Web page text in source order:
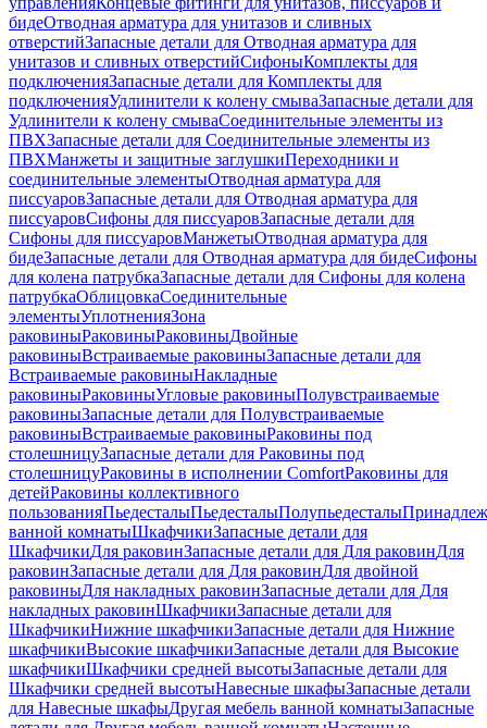
бидеОтводная арматура для унитазов и сливных
отверстийЗапасные детали для Отводная арматура для
унитазов и сливных отверстийСифоныКомплекты для
подключенияЗапасные детали для Комплекты для
подключенияУдлинители к колену смываЗапасные детали для
Удлинители к колену смываСоединительные элементы из
ПВХЗапасные детали для Соединительные элементы из
ПВХМанжеты и защитные заглушкиПереходники и
соединительные элементыОтводная арматура для
писсуаровЗапасные детали для Отводная арматура для
писсуаровCифоны для писсуаровЗапасные детали для
Cифоны для писсуаровМанжетыОтводная арматура для
бидеЗапасные детали для Отводная арматура для бидеСифоны
для колена патрубкаЗапасные детали для Сифоны для колена
патрубкаОблицовкаСоединительные
элементыУплотненияЗона
раковиныРаковиныРаковиныДвойные
раковиныВстраиваемые раковиныЗапасные детали для
Встраиваемые раковиныНакладные
раковиныРаковиныУгловые раковиныПолувстраиваемые
раковиныЗапасные детали для Полувстраиваемые
раковиныВстраиваемые раковиныРаковины под
столешницуЗапасные детали для Раковины под
столешницуРаковины в исполнении ComfortPаковины для
детейРаковины коллективного
пользованияПьедесталыПьедесталыПолупьедесталы
ванной комнатыШкафчикиЗапасные детали для
ШкафчикиДля раковинЗапасные детали для Для раковинДля
раковинЗапасные детали для Для раковинДля двойной
раковиныДля накладных pаковинЗапасные детали для Для
накладных pаковинШкафчикиЗапасные детали для
ШкафчикиНижние шкафчикиЗапасные детали для Нижние
шкафчикиВысокие шкафчикиЗапасные детали для Высокие
шкафчикиШкафчики средней высотыЗапасные детали для
Шкафчики средней высотыНавесные шкафыЗапасные детали
для Навесные шкафыДругая мебель ванной комнатыЗапасные